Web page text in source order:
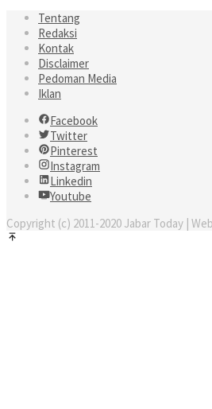
Tentang
Redaksi
Kontak
Disclaimer
Pedoman Media
Iklan
Facebook
Twitter
Pinterest
Instagram
Linkedin
Youtube
Copyright (c) 2011-2020 Jabar Today |